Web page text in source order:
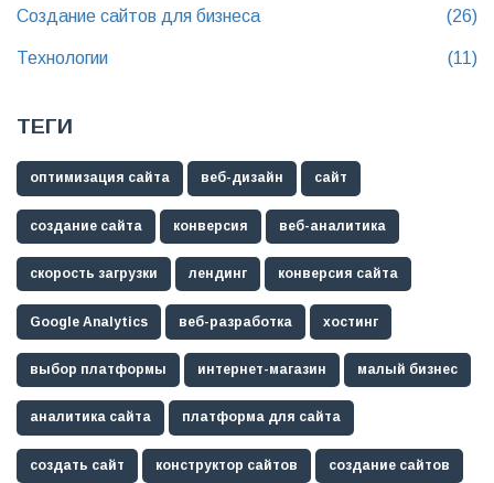
Создание сайтов для бизнеса (26)
Технологии (11)
ТЕГИ
оптимизация сайта веб-дизайн сайт
создание сайта конверсия веб-аналитика
скорость загрузки лендинг конверсия сайта
Google Analytics веб-разработка хостинг
выбор платформы интернет-магазин малый бизнес
аналитика сайта платформа для сайта
создать сайт конструктор сайтов создание сайтов